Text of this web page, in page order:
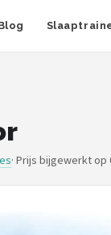
· Prijs bijgewerkt op